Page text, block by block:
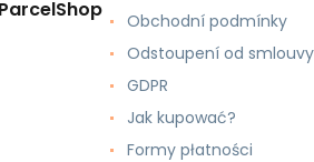
Obchodní podmínky
Odstoupení od smlouvy
GDPR
Jak kupować?
Formy płatności